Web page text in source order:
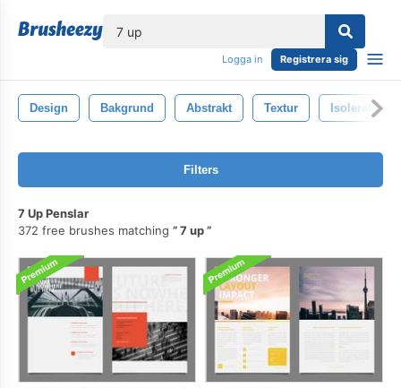
Logga in Registrera sig
Design Bakgrund Abstrakt Textur Isolerat
Filters
7 Up Penslar
372 free brushes matching
7 up